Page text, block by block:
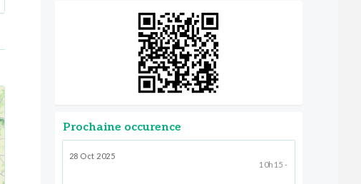
Prochaine occurence
28 Oct 2025
10h15 -